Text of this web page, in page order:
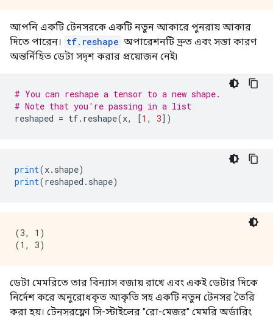
আপনি একটি টেনসরকে একটি নতুন আকারে পুনরায় আকার
দিতে পারেন। tf.reshape অপারেশনটি দ্রুত এবং সস্তা কারণ
অন্তর্নিহিত ডেটা সদৃশ করার প্রয়োজন নেই৷
# You can reshape a tensor to a new shape.
# Note that you're passing in a list
reshaped = tf. reshape(x, [1 , 3])
print(x. shape)
print(reshaped . shape)
(3, 1)
ডেটা মেমরিতে তার বিন্যাস বজায় রাখে এবং একই ডেটার দিকে
নির্দেশ করে অনুরোধকৃত আকৃতি সহ একটি নতুন টেনসর তৈরি
করা হয়। টেনসরফ্লো সি-স্টাইলের "রো-মেজর" মেমরি অর্ডারিং